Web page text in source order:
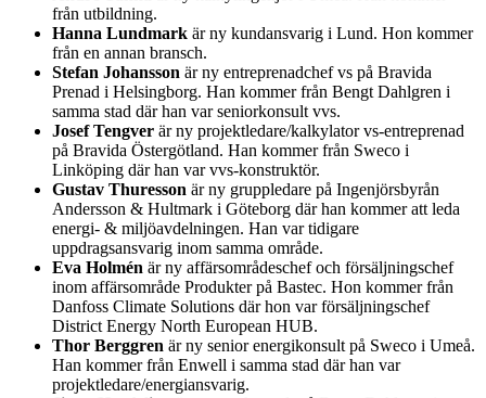
från utbildning.
Hanna Lundmark är ny kundansvarig i Lund. Hon kommer
från en annan bransch.
Stefan Johansson är ny entreprenadchef vs på Bravida
Prenad i Helsingborg. Han kommer från Bengt Dahlgren i
samma stad där han var seniorkonsult vvs.
Josef Tengver är ny projektledare/kalkylator vs-entreprenad
på Bravida Östergötland. Han kommer från Sweco i
Linköping där han var vvs-konstruktör.
Gustav Thuresson är ny gruppledare på Ingenjörsbyrån
Andersson & Hultmark i Göteborg där han kommer att leda
energi- & miljöavdelningen. Han var tidigare
uppdragsansvarig inom samma område.
Eva Holmén är ny affärsområdeschef och försäljningschef
inom affärsområde Produkter på Bastec. Hon kommer från
Danfoss Climate Solutions där hon var försäljningschef
District Energy North European HUB.
Thor Berggren är ny senior energikonsult på Sweco i Umeå.
Han kommer från Enwell i samma stad där han var
projektledare/energiansvarig.